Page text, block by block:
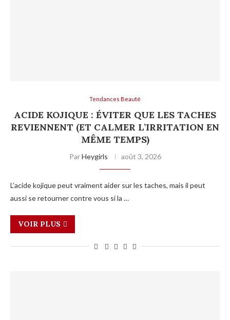
Tendances Beauté
ACIDE KOJIQUE : ÉVITER QUE LES TACHES
REVIENNENT (ET CALMER L’IRRITATION EN
MÊME TEMPS)
ParHeygirls août 3, 2026
L’acide kojique peut vraiment aider sur les taches, mais il peut
aussi se retourner contre vous si la …
VOIR PLUS